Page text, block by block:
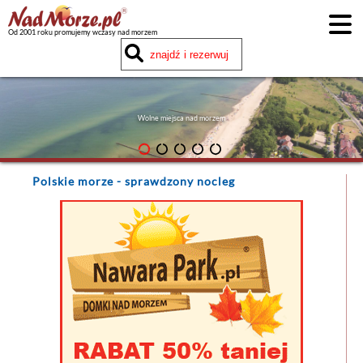
Od 2001 roku promujemy wczasy nad morzem
Wolne miejsca nad morzem
Polskie morze - sprawdzony nocleg